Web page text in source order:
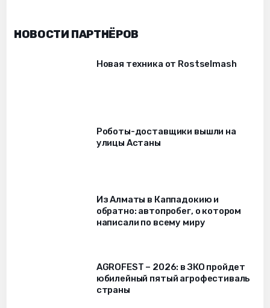
НОВОСТИ ПАРТНЁРОВ
Новая техника от Rostselmash
Роботы-доставщики вышли на
улицы Астаны
Из Алматы в Каппадокию и
обратно: автопробег, о котором
написали по всему миру
AGROFEST – 2026: в ЗКО пройдет
юбилейный пятый агрофестиваль
страны